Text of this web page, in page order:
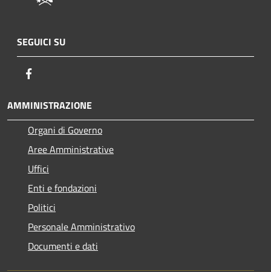
SEGUICI SU
AMMINISTRAZIONE
Organi di Governo
Aree Amministrative
Uffici
Enti e fondazioni
Politici
Personale Amministrativo
Documenti e dati